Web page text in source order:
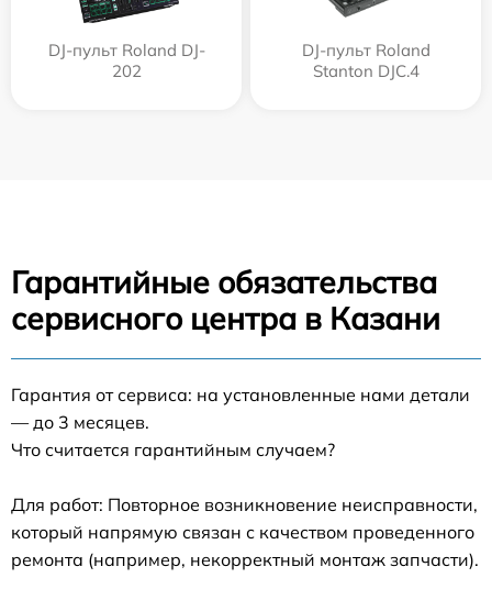
DJ-пульт Roland DJ-
202
DJ-пульт Roland
Stanton DJC.4
Гарантийные обязательства
сервисного центра в Казани
Гарантия от сервиса: на установленные нами детали
— до 3 месяцев.
Что считается гарантийным случаем?
Для работ: Повторное возникновение неисправности,
который напрямую связан с качеством проведенного
ремонта (например, некорректный монтаж запчасти).